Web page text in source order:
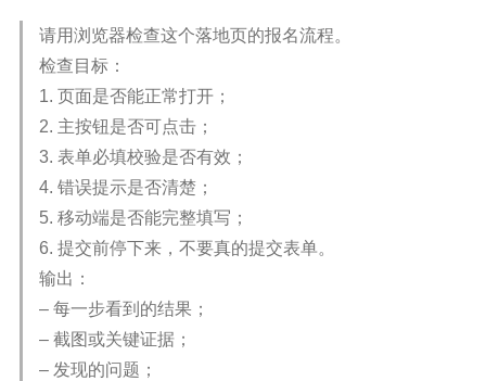
请用浏览器检查这个落地页的报名流程。
检查目标：
1. 页面是否能正常打开；
2. 主按钮是否可点击；
3. 表单必填校验是否有效；
4. 错误提示是否清楚；
5. 移动端是否能完整填写；
6. 提交前停下来，不要真的提交表单。
输出：
– 每一步看到的结果；
– 截图或关键证据；
– 发现的问题；